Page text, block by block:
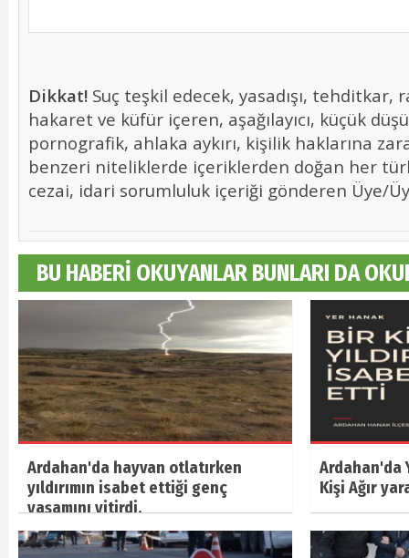
Dikkat! Suç teşkil edecek, yasadışı, tehditkar,
hakaret ve küfür içeren, aşağılayıcı, küçük
pornografik, ahlaka aykırı, kişilik haklarına
benzeri niteliklerde içeriklerden doğan her
cezai, idari sorumluluk içeriği gönderen Üye/
BU HABERİ OKUYANLAR BUNLARI DA
Ardahan'da hayvan otlatırken
yıldırımın isabet ettiği genç
yaşamını yitirdi.
Ardahan'da
Kişi Ağır